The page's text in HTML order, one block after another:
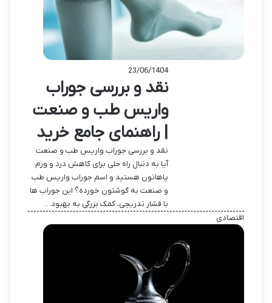
23/06/1404
نقد و بررسی جوراب
واریس طب و صنعت
| راهنمای جامع خرید
نقد و بررسی جوراب واریس طب و صنعت
آیا به دنبال راه حلی برای کاهش درد و ورم
پاهاتون هستید و اسم جوراب واریس طب
و صنعت به گوشتون خورده؟ این جوراب ها
با فشار تدریجی، کمک بزرگی به بهبود…
اقتصادی